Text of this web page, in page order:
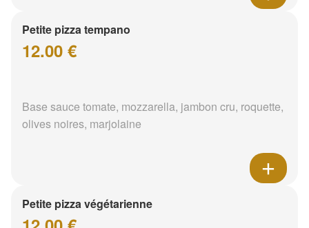
Petite pizza tempano
12.00 €
Base sauce tomate, mozzarella, jambon cru, roquette,
olives noires, marjolaine
Petite pizza végétarienne